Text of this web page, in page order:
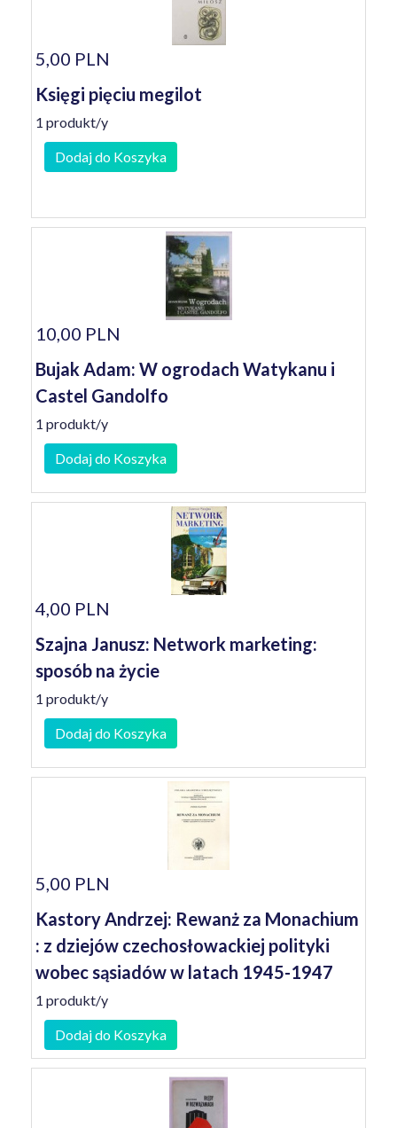
5,00 PLN
Księgi pięciu megilot
1 produkt/y
Dodaj do Koszyka
10,00 PLN
Bujak Adam: W ogrodach Watykanu i
Castel Gandolfo
1 produkt/y
Dodaj do Koszyka
4,00 PLN
Szajna Janusz: Network marketing:
sposób na życie
1 produkt/y
Dodaj do Koszyka
5,00 PLN
Kastory Andrzej: Rewanż za Monachium
: z dziejów czechosłowackiej polityki
wobec sąsiadów w latach 1945-1947
1 produkt/y
Dodaj do Koszyka